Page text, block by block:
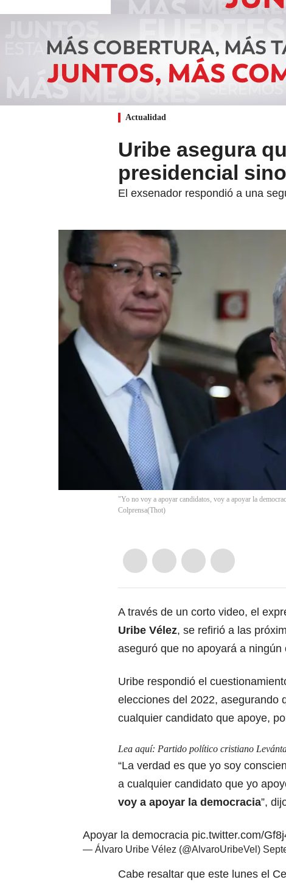
Actualidad
Uribe asegura
presidencial
El exsenador respondió a una
"Yo no voy a apoyar candidatos, voy a apoyar la
Colprensa(Thot)
A través de un corto video, el
Uribe Vélez, se refirió a las
aseguró que no apoyará a ningún
Uribe respondió el
elecciones del 2022, asegurando
cualquier candidato que apoye,
Lea aquí: Partido político cristiano
“La verdad es que yo soy
a cualquier candidato que yo
voy a apoyar la democracia”,
Apoyar la democracia pic.twitter.com/
— Álvaro Uribe Vélez (@AlvaroUribeVel)
Cabe resaltar que este lunes el